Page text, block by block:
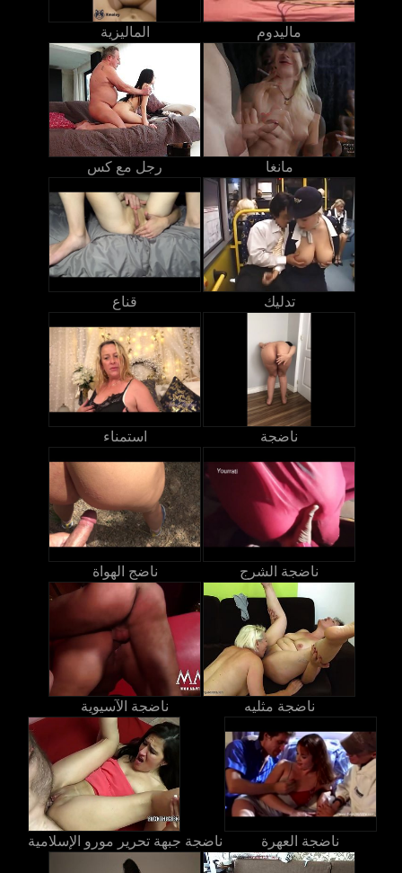
الماليزية ماليدوم
رجل مع كس مانغا
قناع تدليك
استمناء ناضجة
ناضج الهواة ناضجة الشرج
ناضجة الآسيوية ناضجة مثليه
ناضجة جبهة تحرير مورو الإسلامية ناضجة العهرة